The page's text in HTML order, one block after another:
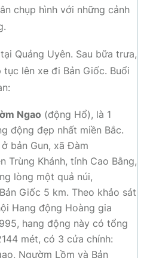
chụp hình với những cảnh
Quảng Uyên. Sau bữa trưa,
tục lên xe đi Bản Giốc. Buổi
Ngao (động Hổ), là 1
động đẹp nhất miền Bắc.
bản Gun, xã Đàm
Trùng Khánh, tỉnh Cao Bằng,
lòng một quả núi,
Giốc 5 km. Theo khảo sát
Hang động Hoàng gia
hang động này có tổng
mét, có 3 cửa chính:
Ngườm Lồm và Bản